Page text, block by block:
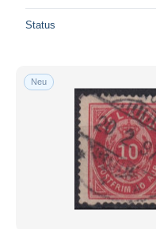
Status
Neu